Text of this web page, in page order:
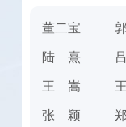
董二宝
陆熹
王嵩
张颖